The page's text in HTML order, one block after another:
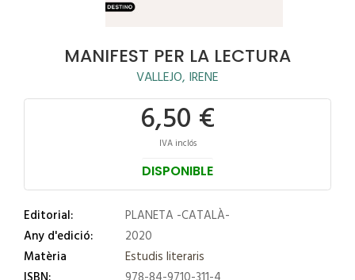
MANIFEST PER LA LECTURA
VALLEJO, IRENE
6,50 €
IVA inclós
DISPONIBLE
Editorial:
PLANETA -CATALÀ-
Any d'edició:
2020
Matèria
Estudis literaris